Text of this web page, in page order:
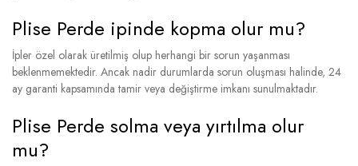
Plise Perde ipinde kopma olur mu?
İpler özel olarak üretilmiş olup herhangi bir sorun yaşanması
beklenmemektedir. Ancak nadir durumlarda sorun oluşması halinde, 24
ay garanti kapsamında tamir veya değiştirme imkanı sunulmaktadır.
Plise Perde solma veya yırtılma olur
mu?